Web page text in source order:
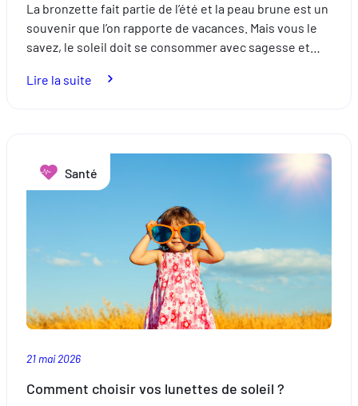
La bronzette fait partie de l’été et la peau brune est un
souvenir que l’on rapporte de vacances. Mais vous le
savez, le soleil doit se consommer avec sagesse et…
Lire la suite
crème
solaire
Santé
21 mai 2026
Comment choisir vos lunettes de soleil ?